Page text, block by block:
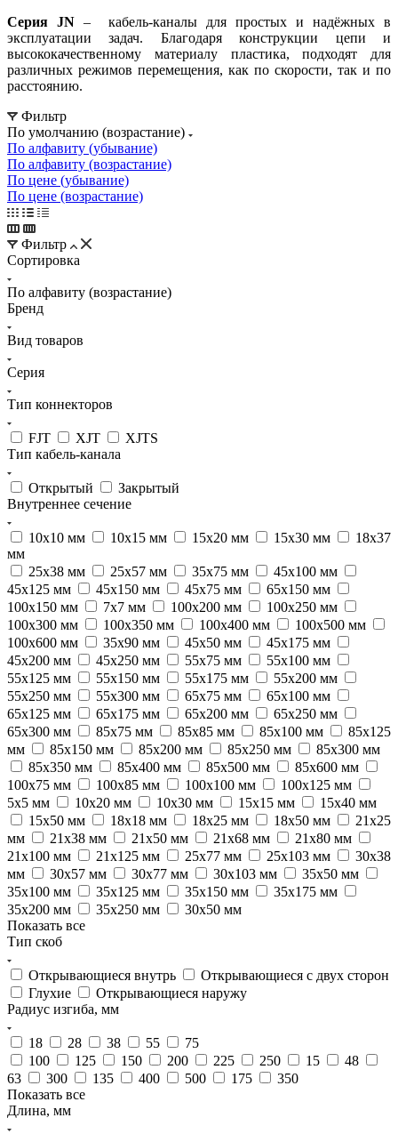
Серия JN – кабель-каналы для простых и надёжных в
эксплуатации задач. Благодаря конструкции цепи и
высококачественному материалу пластика, подходят для
различных режимов перемещения, как по скорости, так и по
расстоянию.
Фильтр
По умолчанию (возрастание)
По алфавиту (убывание)
По алфавиту (возрастание)
По цене (убывание)
По цене (возрастание)
Фильтр
Сортировка
По алфавиту (возрастание)
Бренд
Вид товаров
Серия
Тип коннекторов
FJT XJT
XJTS
Тип кабель-канала
Открытый
Закрытый
Внутреннее сечение
10х10 мм 10х15 мм 15х20 мм 15х30 мм
18х37
мм
25х38 мм
25х57 мм 35х75 мм
45х100 мм
45х125 мм
45х150 мм 45х75 мм
65х150 мм
100х150 мм
7х7 мм 100х200 мм
100х250 мм
100х300 мм
100х350 мм 100х400 мм
100х500 мм
100х600 мм
35х90 мм 45х50 мм
45х175 мм
45х200 мм
45х250 мм 55х75 мм
55х100 мм
55х125 мм
55х150 мм 55х175 мм
55х200 мм
55х250 мм
55х300 мм 65х75 мм
65х100 мм
65х125 мм
65х175 мм 65х200 мм
65х250 мм
65х300 мм
85х75 мм 85х85 мм 85х100 мм
85х125
мм
85х150 мм 85х200 мм 85х250 мм
85х300 мм
85х350 мм
85х400 мм 85х500 мм
85х600 мм
100х75 мм
100х85 мм 100х100 мм
100х125 мм
5х5 мм
10х20 мм 10х30 мм 15х15 мм
15х40 мм
15х50 мм
18х18 мм 18х25 мм 18х50 мм
21х25
мм
21х38 мм 21х50 мм 21х68 мм
21х80 мм
21х100 мм
21х125 мм 25х77 мм 25х103 мм
30х38
мм
30х57 мм 30х77 мм 30х103 мм
35х50 мм
35х100 мм
35х125 мм 35х150 мм
35х175 мм
35х200 мм
35х250 мм
30х50 мм
Показать все
Тип скоб
Открывающиеся внутрь
Открывающиеся с двух сторон
Глухие
Открывающиеся наружу
Радиус изгиба, мм
18 28 38 55
75
100
125 150 200 225 250 15
48
63
300 135 400 500 175
350
Показать все
Длина, мм